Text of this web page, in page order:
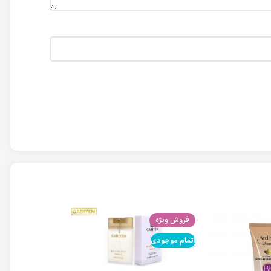
فروش ویژه
اتمام موجودی